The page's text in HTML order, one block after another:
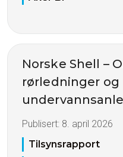
Norske Shell –
rørledninger og
Publisert: 8. april 2026
Tilsynsrapport